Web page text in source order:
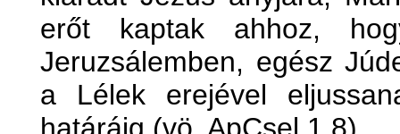
erőt kaptak ahhoz,
Jeruzsálemben, egész
a Lélek erejével